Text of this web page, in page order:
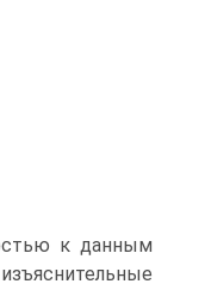
к данным